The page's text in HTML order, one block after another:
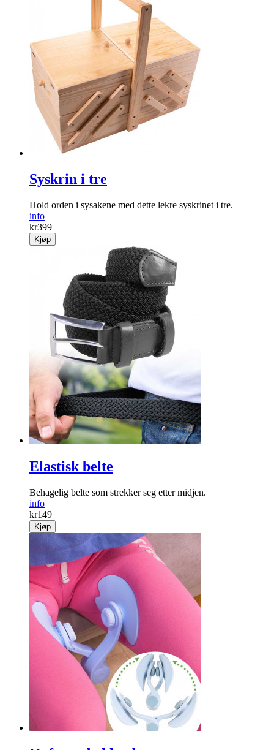
Syskrin i tre
Hold orden i sysakene med dette lekre syskrinet i tre.
info
kr399
Kjøp
Elastisk belte
Behagelig belte som strekker seg etter midjen.
info
kr149
Kjøp